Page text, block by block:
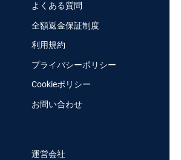
よくある質問
全額返金保証制度
利用規約
プライバシーポリシー
Cookieポリシー
お問い合わせ
運営会社